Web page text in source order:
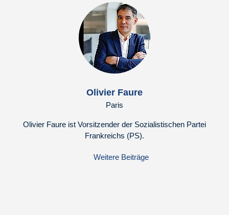
Olivier Faure
Paris
Olivier Faure ist Vorsitzender der Sozialistischen Partei
Frankreichs (PS).
Weitere Beiträge